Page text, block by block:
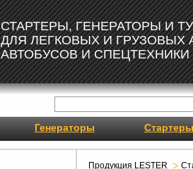
СТАРТЕРЫ, ГЕНЕРАТОРЫ И
ДЛЯ ЛЕГКОВЫХ И ГРУЗОВЫХ
АВТОБУСОВ И СПЕЦТЕХНИКИ
Генераторы Стартеры
Продукция LESTER